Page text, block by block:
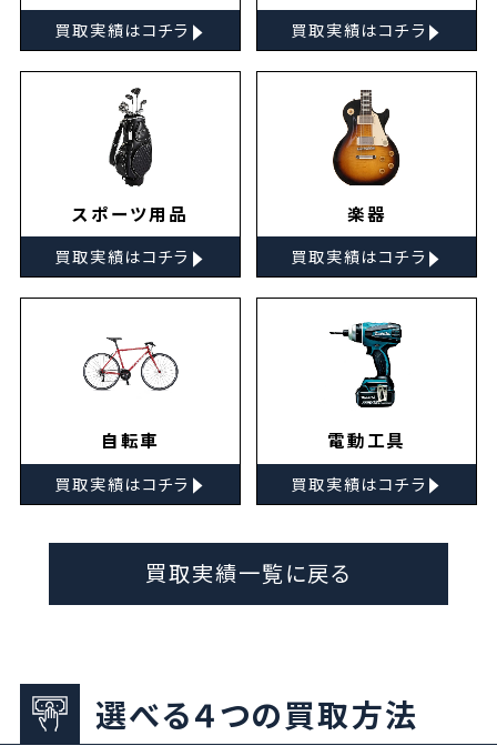
買取実績はコチラ ▸ 買取実績はコチラ ▸
スポーツ用品
買取実績はコチラ ▸
楽器
買取実績はコチラ ▸
自転車
買取実績はコチラ ▸
電動工具
買取実績はコチラ ▸
買取実績一覧に戻る
選べる４つの買取方法